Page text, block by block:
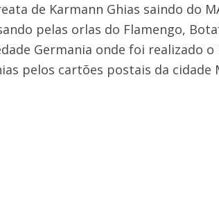
de Karmann Ghias saindo do
pelas orlas do Flamengo,
Germania onde foi realizado
pelos cartões postais da cidade